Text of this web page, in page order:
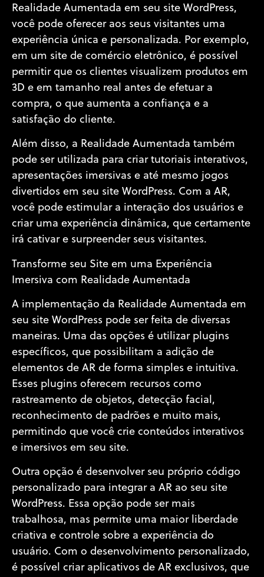
Realidade Aumentada em seu site WordPress,
você pode oferecer aos seus visitantes uma
experiência única e personalizada. Por exemplo,
em um site de comércio eletrônico, é possível
permitir que os clientes visualizem produtos em
3D e em tamanho real antes de efetuar a
compra, o que aumenta a confiança e a
satisfação do cliente.
Além disso, a Realidade Aumentada também
pode ser utilizada para criar tutoriais interativos,
apresentações imersivas e até mesmo jogos
divertidos em seu site WordPress. Com a AR,
você pode estimular a interação dos usuários e
criar uma experiência dinâmica, que certamente
irá cativar e surpreender seus visitantes.
Transforme seu Site em uma Experiência
Imersiva com Realidade Aumentada
A implementação da Realidade Aumentada em
seu site WordPress pode ser feita de diversas
maneiras. Uma das opções é utilizar plugins
específicos, que possibilitam a adição de
elementos de AR de forma simples e intuitiva.
Esses plugins oferecem recursos como
rastreamento de objetos, detecção facial,
reconhecimento de padrões e muito mais,
permitindo que você crie conteúdos interativos
e imersivos em seu site.
Outra opção é desenvolver seu próprio código
personalizado para integrar a AR ao seu site
WordPress. Essa opção pode ser mais
trabalhosa, mas permite uma maior liberdade
criativa e controle sobre a experiência do
usuário. Com o desenvolvimento personalizado,
é possível criar aplicativos de AR exclusivos, que